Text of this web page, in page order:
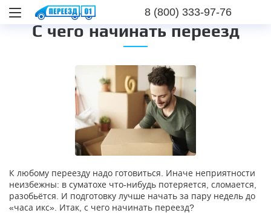
8 (800) 333-97-76
С чего начинать переезд
К любому переезду надо готовиться. Иначе неприятности
неизбежны: в суматохе что-нибудь потеряется, сломается,
разобьётся. И подготовку лучше начать за пару недель до
«часа икс». Итак, с чего начинать переезд?